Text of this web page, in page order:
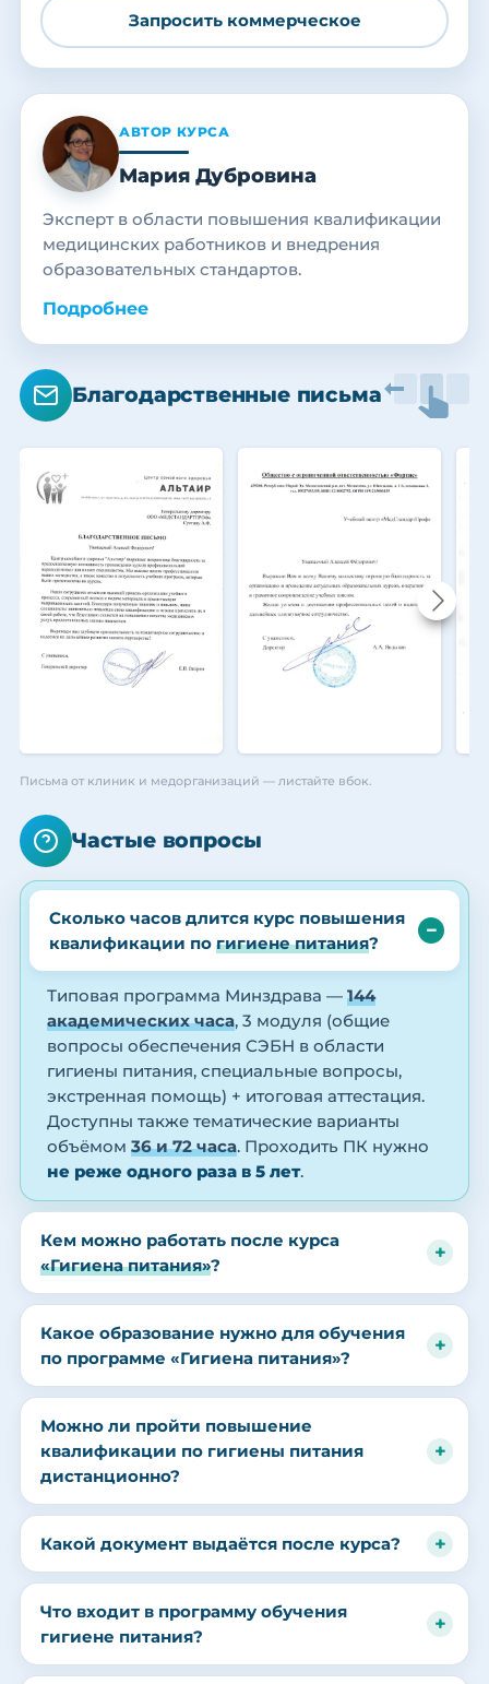
Запросить коммерческое
АВТОР КУРСА
Мария Дубровина
Эксперт в области повышения квалификации
медицинских работников и внедрения
образовательных стандартов.
Подробнее
Благодарственные письма
Письма от клиник и медорганизаций — листайте вбок.
Частые вопросы
Сколько часов длится курс повышения
квалификации по гигиене питания?
Типовая программа Минздрава — 144
академических часа, 3 модуля (общие
вопросы обеспечения СЭБН в области
гигиены питания, специальные вопросы,
экстренная помощь) + итоговая аттестация.
Доступны также тематические варианты
объёмом 36 и 72 часа. Проходить ПК нужно
не реже одного раза в 5 лет.
Кем можно работать после курса
«Гигиена питания»?
Какое образование нужно для обучения
по программе «Гигиена питания»?
Можно ли пройти повышение
квалификации по гигиены питания
дистанционно?
Какой документ выдаётся после курса?
Что входит в программу обучения
гигиене питания?